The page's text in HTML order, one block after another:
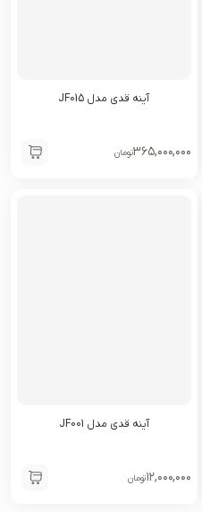
آینه قدی مدل JF015
۳۶۵,۰۰۰,۰۰۰تومان
آینه قدی مدل JF001
۱۲,۰۰۰,۰۰۰تومان